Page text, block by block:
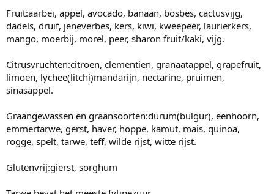
Fruit:aarbei, appel, avocado, banaan, bosbes, cactusvijg,
dadels, druif, jeneverbes, kers, kiwi, kweepeer, laurierkers,
mango, moerbij, morel, peer, sharon fruit/kaki, vijg.
Citrusvruchten:citroen, clementien, granaatappel, grapefruit,
limoen, lychee(litchi)mandarijn, nectarine, pruimen,
sinasappel.
Graangewassen en graansoorten:durum(bulgur), eenhoorn,
emmertarwe, gerst, haver, hoppe, kamut, mais, quinoa,
rogge, spelt, tarwe, teff, wilde rijst, witte rijst.
Glutenvrij:gierst, sorghum